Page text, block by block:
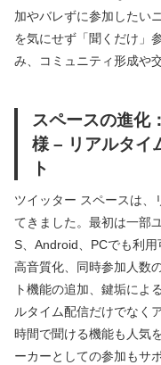
加やバレずに参加したい
を気にせず「聞くだけ」
み、コミュニティ形成や
スペースの進化
様 – リアルタイ
ト
ツイッター スペースは、
てきました。最初は一部
S、Android、PCでも利
高音質化、同時参加人数
ト機能の追加、鍵垢によ
ルタイム配信だけでなく
時間で聞ける機能も人気
ーカーとしての参加もサ